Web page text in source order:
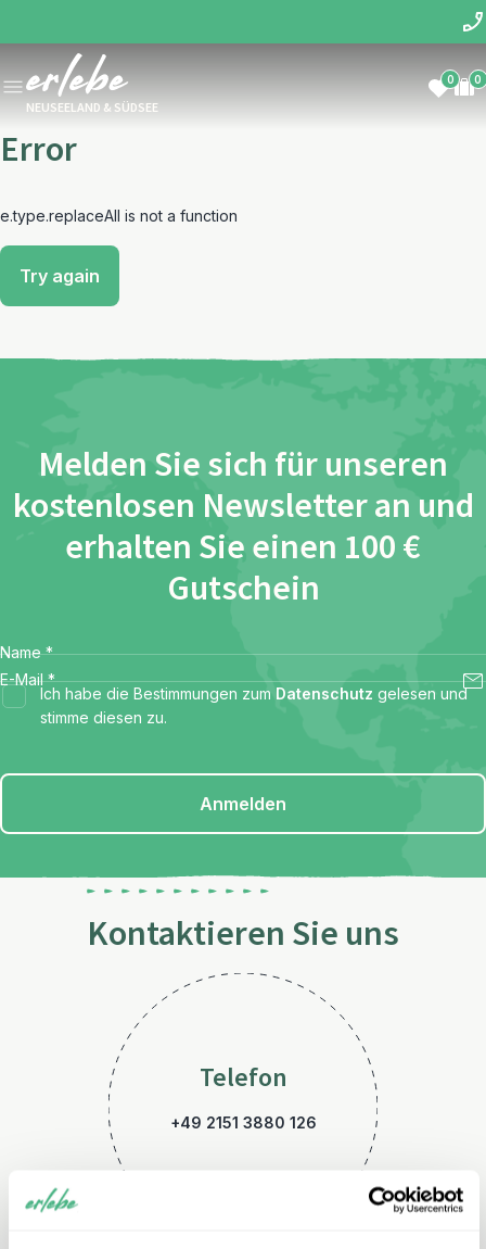
NEUSEELAND & SÜDSEE
0 0
Error
e.type.replaceAll is not a function
Try again
Melden Sie sich für unseren
kostenlosen Newsletter an und
erhalten Sie einen 100 €
Gutschein
Name *
E-Mail *
Ich habe die Bestimmungen zum Datenschutz gelesen und
stimme diesen zu.
Anmelden
Kontaktieren Sie uns
Telefon
+49 2151 3880 126